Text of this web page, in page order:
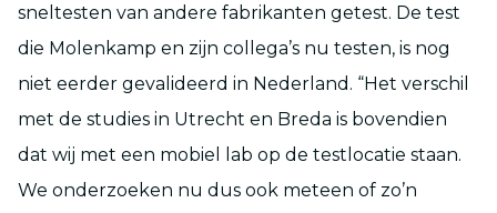
sneltesten van andere fabrikanten getest. De test
die Molenkamp en zijn collega’s nu testen, is nog
niet eerder gevalideerd in Nederland. “Het verschil
met de studies in Utrecht en Breda is bovendien
dat wij met een mobiel lab op de testlocatie staan.
We onderzoeken nu dus ook meteen of zo’n